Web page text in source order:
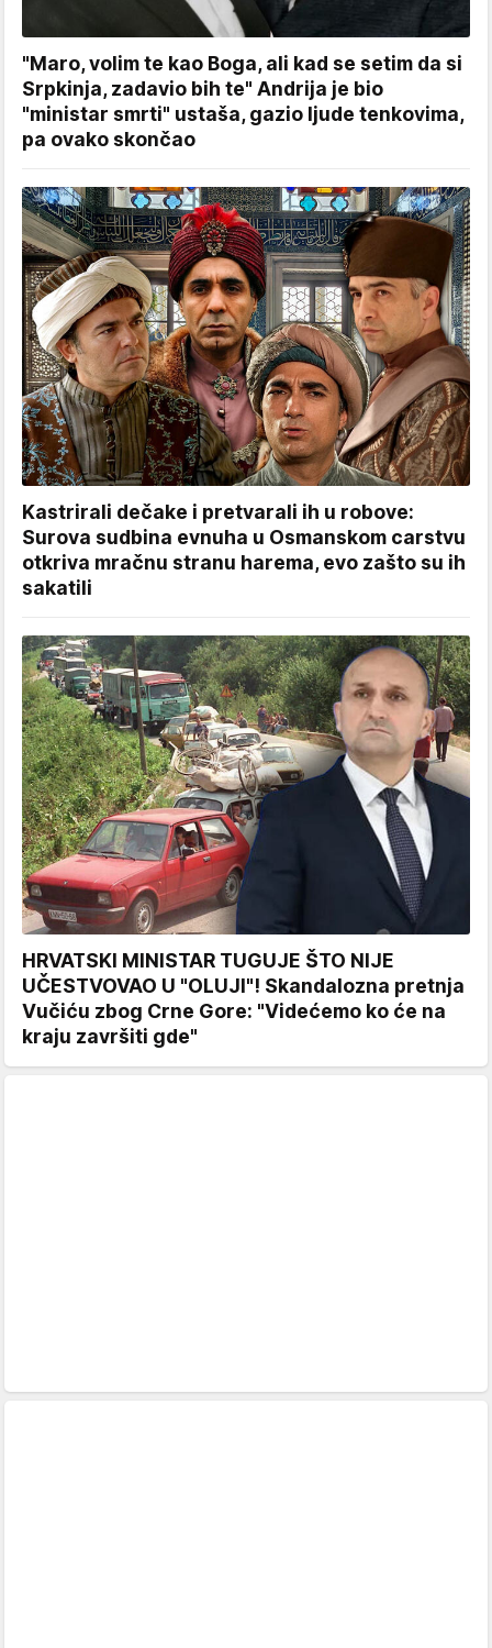
"Maro, volim te kao Boga, ali kad se setim da si
Srpkinja, zadavio bih te" Andrija je bio
"ministar smrti" ustaša, gazio ljude tenkovima,
pa ovako skončao
Kastrirali dečake i pretvarali ih u robove:
Surova sudbina evnuha u Osmanskom carstvu
otkriva mračnu stranu harema, evo zašto su ih
sakatili
HRVATSKI MINISTAR TUGUJE ŠTO NIJE
UČESTVOVAO U "OLUJI"! Skandalozna pretnja
Vučiću zbog Crne Gore: "Videćemo ko će na
kraju završiti gde"